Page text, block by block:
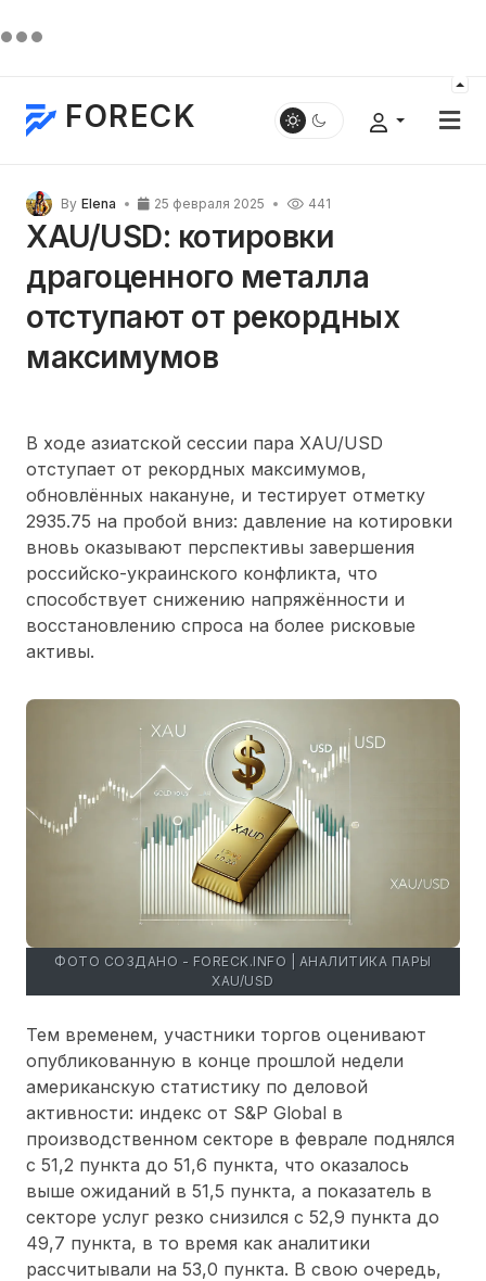
FORECK
By Elena 25 февраля 2025 441
XAU/USD: котировки
драгоценного металла
отступают от рекордных
максимумов
В ходе азиатской сессии пара XAU/USD
отступает от рекордных максимумов,
обновлённых накануне, и тестирует отметку
2935.75 на пробой вниз: давление на котировки
вновь оказывают перспективы завершения
российско-украинского конфликта, что
способствует снижению напряжённости и
восстановлению спроса на более рисковые
активы.
ФОТО СОЗДАНО - FORECK.INFO | АНАЛИТИКА ПАРЫ
XAU/USD
Тем временем, участники торгов оценивают
опубликованную в конце прошлой недели
американскую статистику по деловой
активности: индекс от S&P Global в
производственном секторе в феврале поднялся
с 51,2 пункта до 51,6 пункта, что оказалось
выше ожиданий в 51,5 пункта, а показатель в
секторе услуг резко снизился с 52,9 пункта до
49,7 пункта, в то время как аналитики
рассчитывали на 53,0 пункта. В свою очередь,